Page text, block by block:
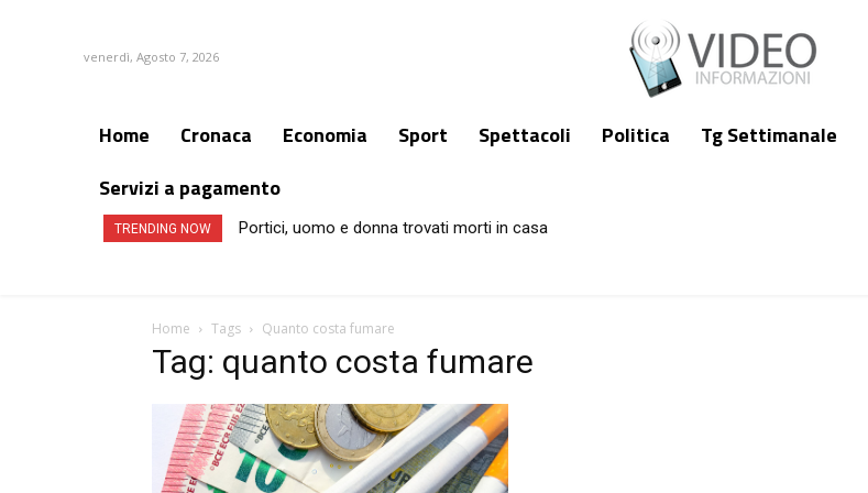
venerdì, Agosto 7, 2026
Home Cronaca Economia Sport Spettacoli Politica Tg Settimanale
Servizi a pagamento
TRENDING NOW Portici, uomo e donna trovati morti in casa
Home Tags Quanto costa fumare
Tag: quanto costa fumare